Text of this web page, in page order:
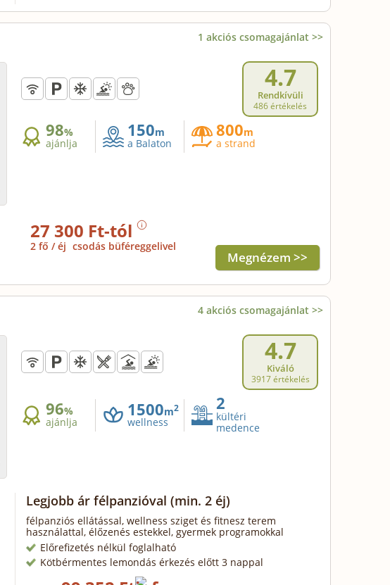
1 akciós csomagajánlat >>
4.7
Rendkívüli
486 értékelés
98%
ajánlja
150m
a Balaton
800m
a strand
27 300 Ft-tól
2 fő / éj csodás büféreggelivel
Megnézem >>
4 akciós csomagajánlat >>
4.7
Kiváló
3917 értékelés
96%
ajánlja
1500m2
wellness
2
kültéri
medence
Legjobb ár félpanzióval (min. 2 éj)
félpanziós ellátással, wellness sziget és fitnesz terem
használattal, élőzenés estekkel, gyermek programokkal
Előrefizetés nélkül foglalható
Kötbérmentes lemondás érkezés előtt 3 nappal